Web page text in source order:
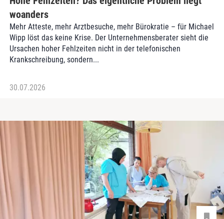
woanders
Mehr Atteste, mehr Arztbesuche, mehr Bürokratie – für Michael
Wipp löst das keine Krise. Der Unternehmensberater sieht die
Ursachen hoher Fehlzeiten nicht in der telefonischen
Krankschreibung, sondern...
30.07.2026